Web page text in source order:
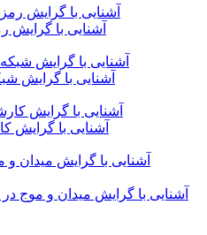
آشنایی با
آشنایی با گرایش
آشنایی با گرایش
آشنایی با گرایش میدان و موج